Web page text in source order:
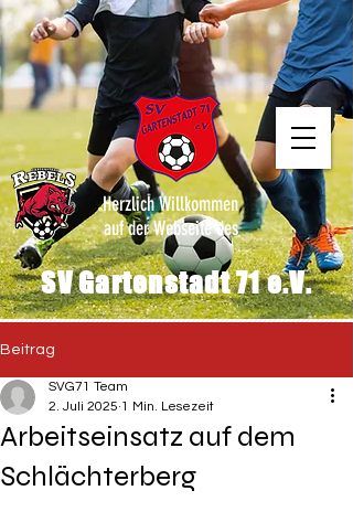
Herzlich Willkommen
auf der Webseite des
SV Gartenstadt 71 e.V.
Beitrag
Arbeitseinsatz auf dem
Schlächterberg
SVG71 Team
2. Juli 2025 1 Min. Lesezeit